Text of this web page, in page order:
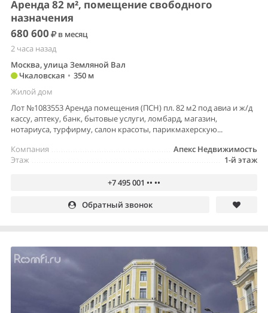
Аренда 82 м², помещение свободного
назначения
680 600
в месяц
2 часа назад
Москва, улица Земляной Вал
Чкаловская • 350 м
Жилой дом
Лот №1083553 Аренда помещения (ПСН) пл. 82 м2 под авиа и ж/д
кассу, аптеку, банк, бытовые услуги, ломбард, магазин,
нотариуса, турфирму, салон красоты, парикмахерскую...
Апекс Недвижимость
Компания
1-й этаж
Этаж
+7 495 001 •• ••
Обратный звонок